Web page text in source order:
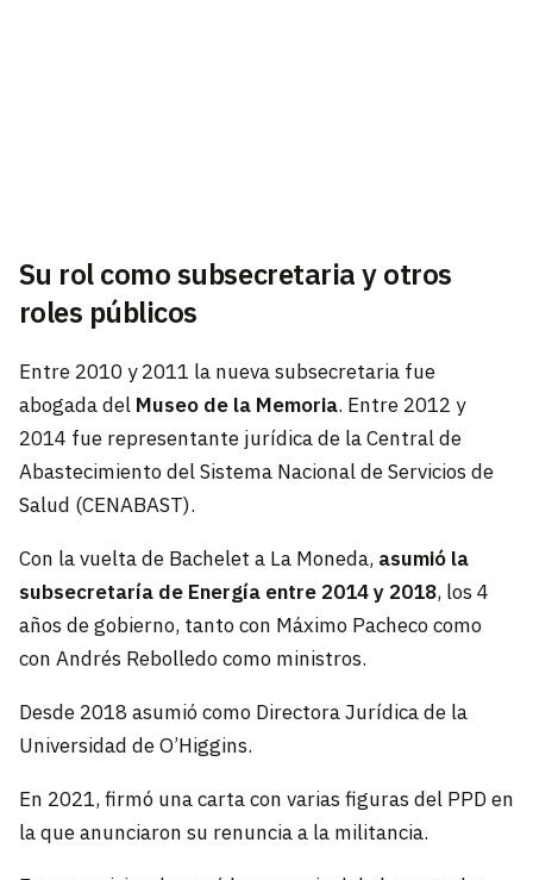
Su rol como subsecretaria y otros
roles públicos
Entre 2010 y 2011 la nueva subsecretaria fue
abogada del Museo de la Memoria. Entre 2012 y
2014 fue representante jurídica de la Central de
Abastecimiento del Sistema Nacional de Servicios de
Salud (CENABAST).
Con la vuelta de Bachelet a La Moneda, asumió la
subsecretaría de Energía entre 2014 y 2018, los 4
años de gobierno, tanto con Máximo Pacheco como
con Andrés Rebolledo como ministros.
Desde 2018 asumió como Directora Jurídica de la
Universidad de O’Higgins.
En 2021, firmó una carta con varias figuras del PPD en
la que anunciaron su renuncia a la militancia.